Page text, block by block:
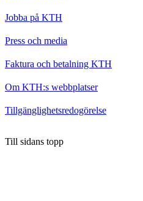
Jobba på KTH
Press och media
Faktura och betalning KTH
Om KTH:s webbplatser
Tillgänglighetsredogörelse
Till sidans topp